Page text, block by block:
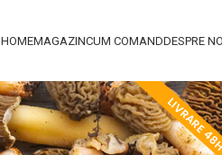
HOMEMAGAZINCUM COMANDDESPRE
LIVRARE